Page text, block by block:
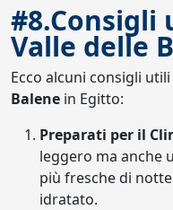
Valle delle
Ecco alcuni consigli
Balene in Egitto:
Preparati per il
leggero ma anche
più fresche di
idratato.